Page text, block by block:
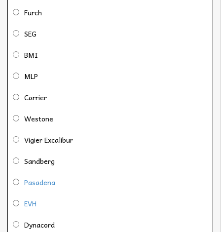
Furch
SEG
BMI
MLP
Carrier
Westone
Vigier Excalibur
Sandberg
Pasadena
EVH
Dynacord